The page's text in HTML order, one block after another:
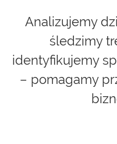
Analizujemy
śledzimy
identyfikujemy
– pomagamy